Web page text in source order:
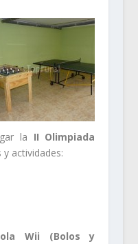
la II Olimpiada
actividades:
Wii (Bolos y